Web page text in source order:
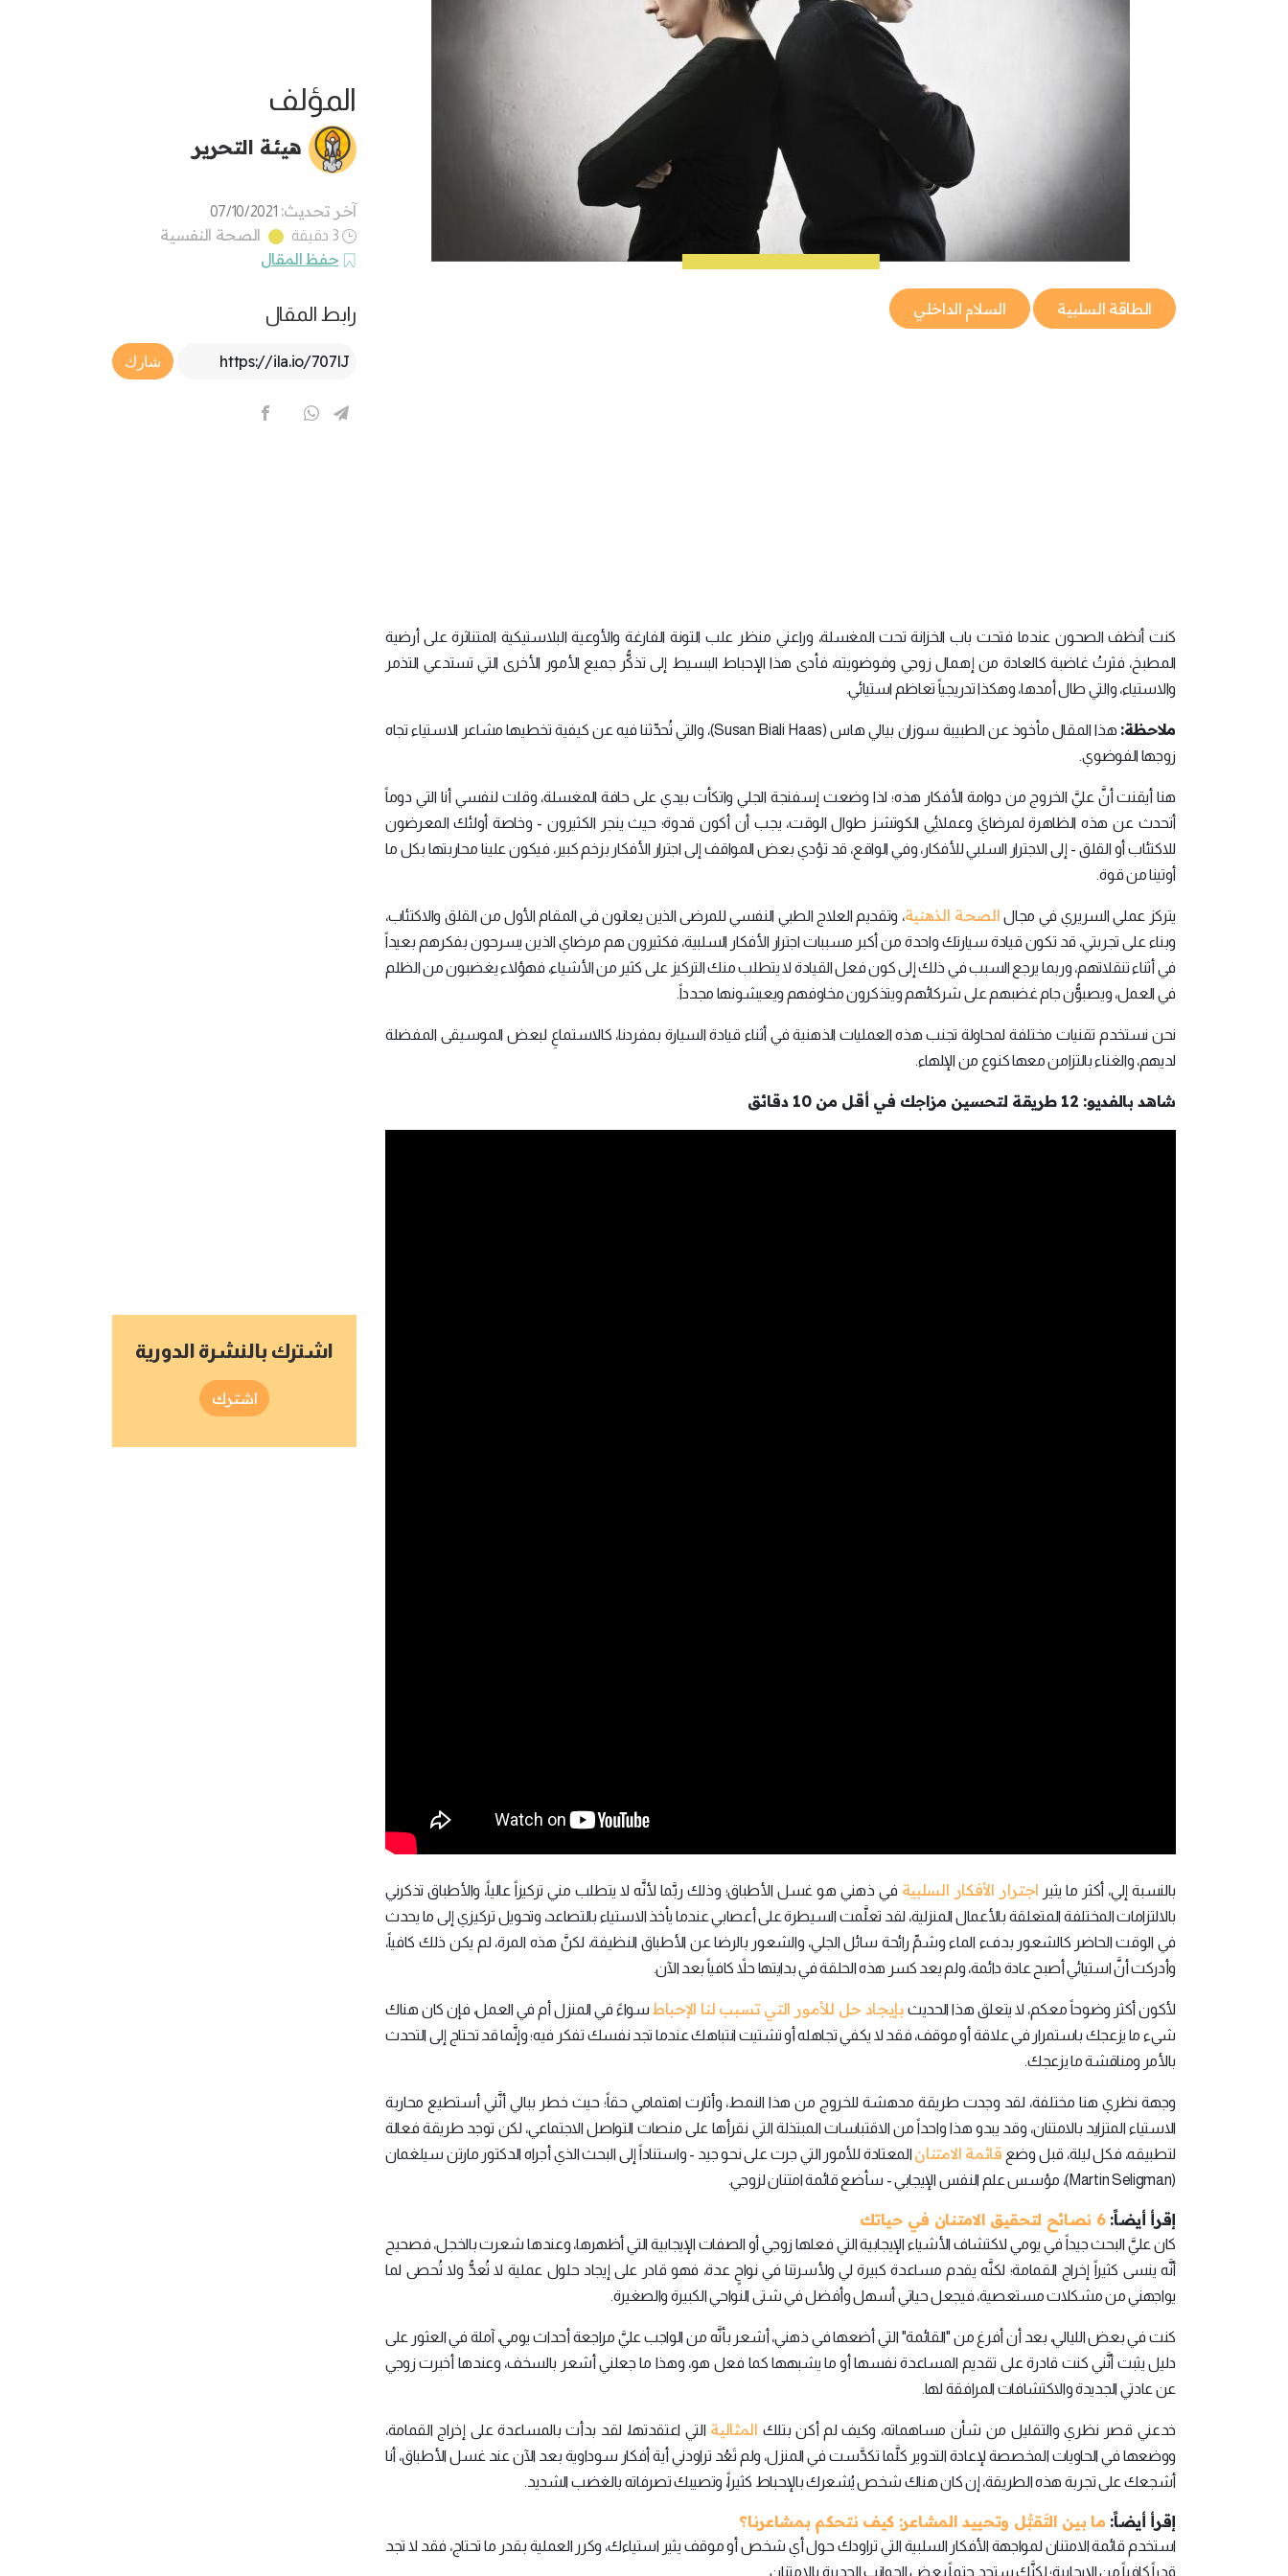
الطاقة السلبية السلام الداخلي
كنت أنظف الصحون عندما فتحت باب الخزانة تحت المغسلة، وراعني منظر علب التونة الفارغة والأوعية البلاستيكية المتناثرة على أرضية
المطبخ، فثرتُ غاضبة كالعادة من إهمال زوجي وفوضويته، فأدى هذا الإحباط البسيط إلى تذكُّر جميع الأمور الأخرى التي تستدعي التذمر
والاستياء، والتي طال أمدها، وهكذا تدريجياً تعاظم استيائي.
المؤلف
هيئة التحرير
آخر تحديث: 07/10/2021
3 دقيقة
الصحة النفسية
حفظ المقال
رابط المقال
Article Link
شارك
ملاحظة:
هذا المقال مأخوذ عن الطبيبة سوزان بيالي هاس (Susan Biali Haas)، والتي تُحدِّثنا فيه عن كيفية تخطيها مشاعر الاستياء تجاه
زوجها الفوضوي.
هنا أيقنت أنَّ عليَّ الخروج من دوامة الأفكار هذه؛ لذا وضعت إسفنجة الجلي واتكأت بيدي على حافة المغسلة، وقلت لنفسي أنا التي دوماً
أتحدث عن هذه الظاهرة لمرضايَ وعملائِي الكوتشز طوال الوقت، يجب أن أكون قدوة؛ حيث ينجر الكثيرون - وخاصة أولئك المعرضون
للاكتئاب أو القلق - إلى الاجترار السلبي للأفكار، وفي الواقع، قد تؤدي بعض المواقف إلى اجترار الأفكار بزخم كبير، فيكون علينا محاربتها بكل ما
أوتينا من قوة.
يتركز عملي السريري في مجال الصحة الذهنية، وتقديم العلاج الطبي النفسي للمرضى الذين يعانون في المقام الأول من القلق والاكتئاب،
وبناء على تجربتي، قد تكون قيادة سيارتك واحدة من أكبر مسببات اجترار الأفكار السلبية، فكثيرون هم مرضاي الذين يسرحون بفكرهم بعيداً
في أثناء تنقلاتهم، وربما يرجع السبب في ذلك إلى كون فعل القيادة لا يتطلب منك التركيز على كثير من الأشياء، فهؤلاء يغضبون من الظلم
في العمل، ويصبوُّن جام غضبهم على شركائهم ويتذكرون مخاوفهم ويعيشونها مجدداً.
نحن نستخدم تقنيات مختلفة لمحاولة تجنب هذه العمليات الذهنية في أثناء قيادة السيارة بمفردنا، كالاستماعِ لبعض الموسيقى المفضلة
لديهم، والغناء بالتزامن معها كنوع من الإلهاء.
شاهد بالفديو: 12 طريقة لتحسين مزاجك في أقل من 10 دقائق
بالنسبة إلي، أكثر ما يثير اجترار الأفكار السلبية في ذهني هو غسل الأطباق؛ وذلك ربَّما لأنَّه لا يتطلب مني تركيزاً عالياً، والأطباق تذكرني
بالالتزامات المختلفة المتعلقة بالأعمال المنزلية، لقد تعلَّمت السيطرة على أعصابي عندما يأخذ الاستياء بالتصاعد، وتحويل تركيزي إلى ما يحدث
في الوقت الحاضر كالشعور بدفء الماء وشمِّ رائحة سائل الجلي، والشعور بالرضا عن الأطباق النظيفة، لكنَّ هذه المرة، لم يكن ذلك كافياً،
وأدركت أنَّ استيائي أصبح عادة دائمة، ولم يعد كسر هذه الحلقة في بدايتها حلاً كافياً بعد الآن.
لأكون أكثر وضوحاً معكم، لا يتعلق هذا الحديث بإيجاد حل للأمور التي تسبب لنا الإحباط سواءً في المنزل أم في العمل، فإن كان هناك
شيء ما يزعجك باستمرار في علاقة أو موقف، فقد لا يكفي تجاهله أو تشتيت انتباهك عندما تجد نفسك تفكر فيه؛ وإنَّما قد تحتاج إلى التحدث
بالأمر ومناقشة ما يزعجك.
وجهة نظري هنا مختلفة، لقد وجدت طريقة مدهشة للخروج من هذا النمط، وأثارت اهتمامي حقاً؛ حيث خطر ببالي أنَّني أستطيع محاربة
الاستياء المتزايد بالامتنان، وقد يبدو هذا واحداً من الاقتباسات المبتذلة التي نقرأها على منصات التواصل الاجتماعي، لكن توجد طريقة فعالة
لتطبيقه، فكل ليلة، قبل وضع قائمة الامتنان المعتادة للأمور التي جرت على نحو جيد - واستناداً إلى البحث الذي أجراه الدكتور مارتن سيلغمان
(Martin Seligman)، مؤسس علم النفس الإيجابي - سأضع قائمة امتنان لزوجي.
إقرأ أيضاً:6 نصائح لتحقيق الامتنان في حياتك
كان عليَّ البحث جيداً في يومي لاكتشاف الأشياء الإيجابية التي فعلها زوجي أو الصفات الإيجابية التي أظهرها، وعندها شعرت بالخجل، فصحيح
أنَّه ينسى كثيراً إخراج القمامة؛ لكنَّه يقدم مساعدة كبيرة لي ولأسرتنا في نواحٍ عدة، فهو قادر على إيجاد حلول عملية لا تُعدُّ ولا تُحصى لما
يواجهني من مشكلات مستعصية، فيجعل حياتي أسهل وأفضل في شتى النواحي الكبيرة والصغيرة.
كنت في بعض الليالي، بعد أن أفرغ من "القائمة" التي أضعها في ذهني، أشعر بأنَّه من الواجب عليَّ مراجعة أحداث يومي، آملة في العثور على
دليل يثبت أنَّني كنت قادرة على تقديم المساعدة نفسها أو ما يشبهها كما فعل هو، وهذا ما جعلني أشعر بالسخف، وعندها أخبرت زوجي
عن عادتي الجديدة والاكتشافات المرافقة لها.
خدعني قصر نظري والتقليل من شأن مساهماته، وكيف لم أكن بتلك المثالية التي اعتقدتها، لقد بدأت بالمساعدة على إخراج القمامة،
ووضعها في الحاويات المخصصة لإعادة التدوير كلَّما تكدَّست في المنزل، ولم تَعُد تراودني أية أفكار سوداوية بعد الآن عند غسل الأطباق، أنا
أشجعك على تجربة هذه الطريقة، إن كان هناك شخص يُشعرك بالإحباط كثيراً، وتصيبك تصرفاته بالغضب الشديد.
إقرأ أيضاً: ما بين التَقبُّل وتحييد المشاعر: كيف نتحكم بمشاعرنا؟
استخدم قائمة الامتنان لمواجهة الأفكار السلبية التي تراودك حول أي شخص أو موقف يثير استياءك، وكرر العملية بقدر ما تحتاج، فقد لا تجد
قدراً كافياً من الإيجابية؛ لكنَّك ستجد حتماً بعض الجوانب الجديرة بالامتنان.
اشترك بالنشرة الدورية
اشترك